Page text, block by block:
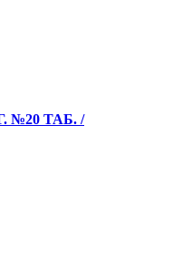
№20 ТАБ. /